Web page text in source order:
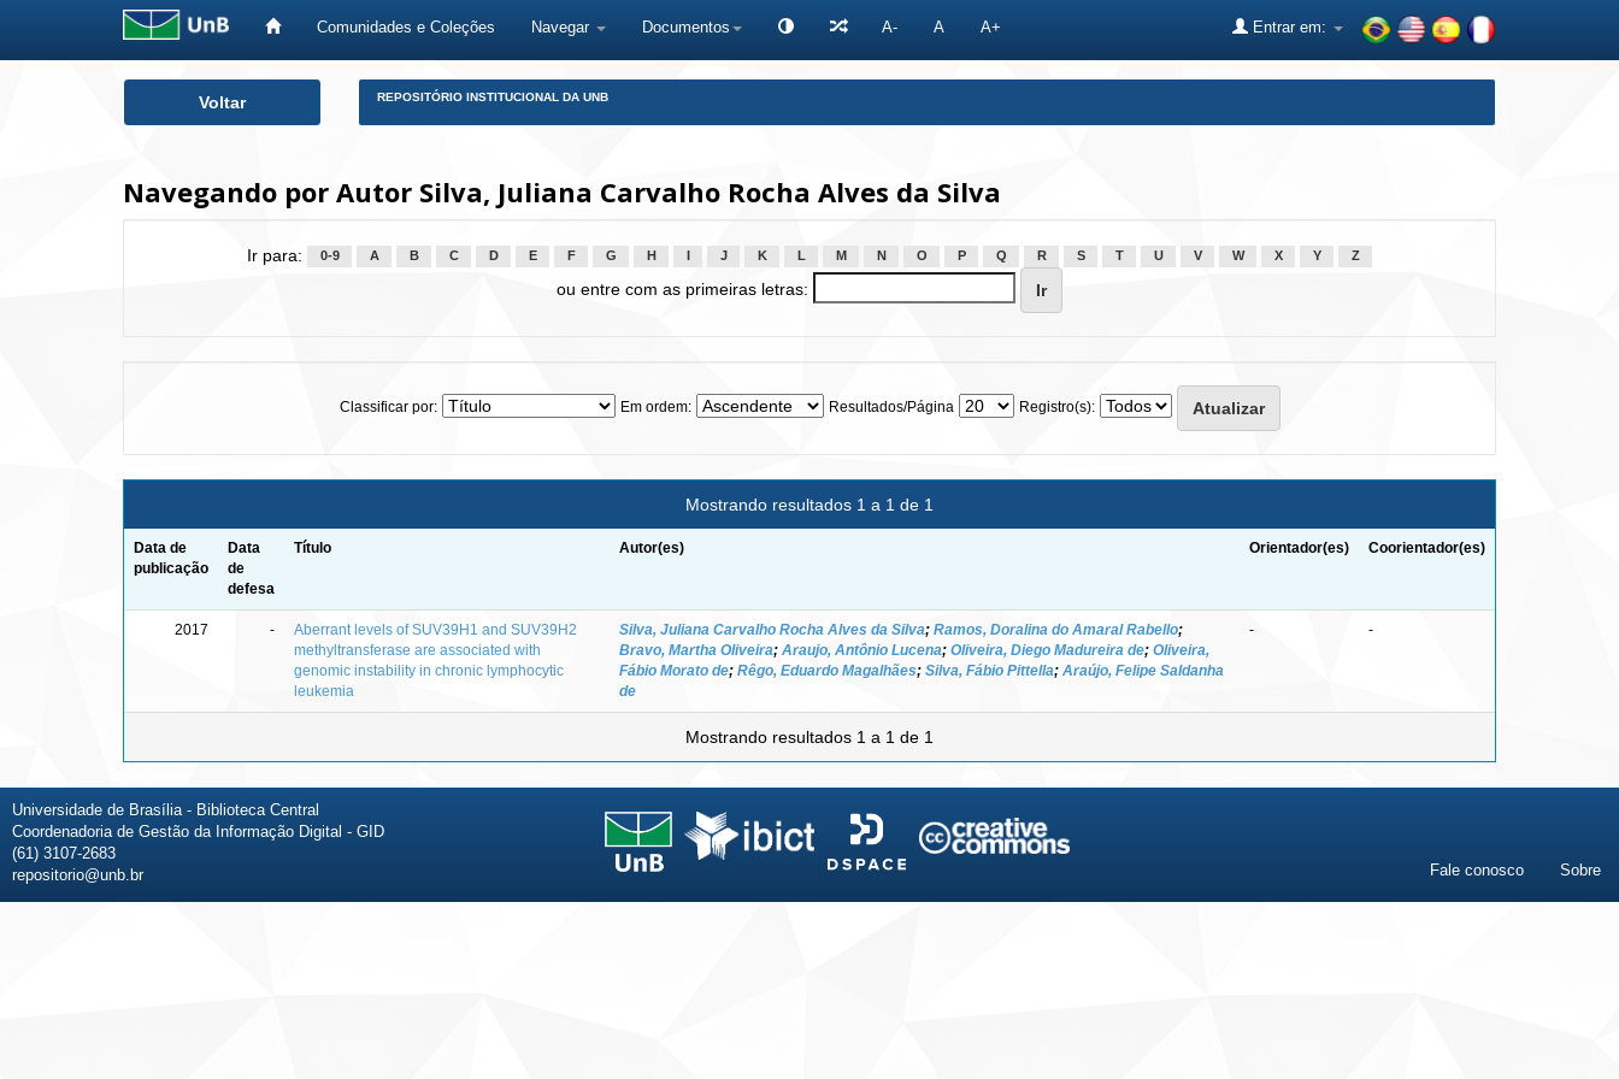
Comunidades e Coleções Navegar Documentos A- A A+ Entrar em:
Voltar REPOSITÓRIO INSTITUCIONAL DA UNB
Navegando por Autor Silva, Juliana Carvalho Rocha Alves da Silva
Ir para: 0-9 A B C D E F G H J K L M N O P Q R S T U V W X Y Z
ou entre com as primeiras letras:
Classificar por: Em ordem: Resultados/Página Registro(s):
Mostrando resultados 1 a 1 de 1
Data de
publicação
Data
de
defesa
Título Autor(es) Orientador(es) Coorientador(es)
2017 -
Aberrant levels of SUV39H1 and SUV39H2
methyltransferase are associated with
genomic instability in chronic lymphocytic
leukemia
Silva, Juliana Carvalho Rocha Alves da Silva; Ramos, Doralina do Amaral Rabello;
Bravo, Martha Oliveira; Araujo, Antônio Lucena; Oliveira, Diego Madureira de; Oliveira,
Fábio Morato de; Rêgo, Eduardo Magalhães; Silva, Fábio Pittella; Araújo, Felipe Saldanha
de
- -
Mostrando resultados 1 a 1 de 1
Universidade de Brasília - Biblioteca Central
Coordenadoria de Gestão da Informação Digital - GID
(61) 3107-2683
repositorio@unb.br
Fale conosco Sobre